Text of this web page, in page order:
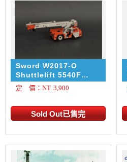
Sword W2017-O
Shuttlelift 5540F
Carrydeck Crane
定 價：NT. 3,900